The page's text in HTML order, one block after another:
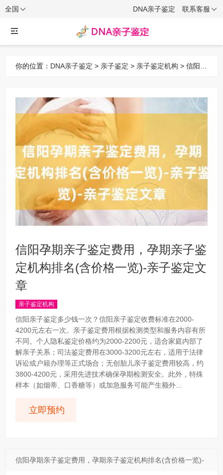
全国 DNA亲子鉴定 联系客服
你的位置： DNA亲子鉴定 > 亲子鉴定 > 亲子鉴定机构 > 信阳孕
定文章
信阳孕期亲子鉴定费用，孕期亲子鉴
定机构排名(含价格一览)-亲子鉴定文
章
亲子鉴定机构
信阳亲子鉴定多少钱一次？信阳亲子鉴定收费标准在2000-
4200元左右一次。亲子鉴定费用根据检测类型和服务内容有所
不同。个人隐私鉴定价格约为2000-2200元，适合家庭内部了
解亲子关系；司法鉴定费用在3000-3200元左右，适用于法律
诉讼或户籍办理等正式场合；无创胎儿亲子鉴定费用较高，约
3800-4200元，采用先进技术确保孕期检测安全。此外，特殊
样本（如烟蒂、口香糖等）或加急服务可能产生额外...
立即预约
信阳孕期亲子鉴定费用，孕期亲子鉴定机构排名(含价格一览)-